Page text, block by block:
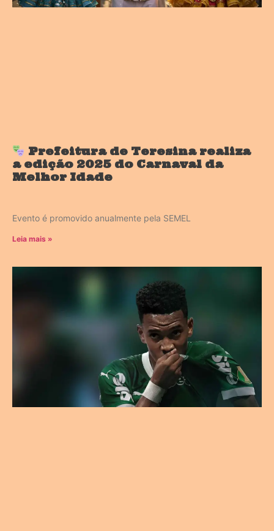
Prefeitura de Teresina realiza
a edição 2025 do Carnaval da
Melhor Idade
Evento é promovido anualmente pela SEMEL
Leia mais »